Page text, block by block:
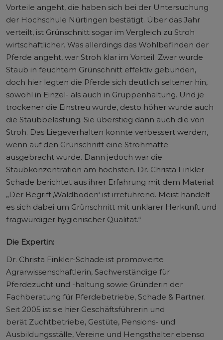
Vorteile angeht, die haben sich bei der Untersuchung
der Hochschule Nürtingen bestätigt. Über das Jahr
verteilt, ist Grünschnitt sogar im Vergleich zu Stroh
wirtschaftlicher. Was allerdings das Wohlbefinden der
Pferde angeht, war Stroh klar im Vorteil. Zwar wurde
Staub in feuchtem Grünschnitt effektiv gebunden,
doch hier legten die Pferde sich deutlich seltener hin,
sowohl in Einzel- als auch in Gruppenhaltung. Und je
trockener die Einstreu wurde, desto höher wurde auch
die Staubbelastung. Sie überstieg dann auch die von
Stroh. Das Liegeverhalten konnte verbessert werden,
wenn auf den Grünschnitt eine Strohmatte
ausgebracht wurde. Dann jedoch war die
Staubkonzentration am höchsten. Dr. Christa Finkler-
Schade berichtet aus ihrer Erfahrung mit dem Material:
„Der Begriff ,Waldboden‘ ist irreführend. Meist handelt
es sich dabei um Grünschnitt mit unklarer Herkunft und
fragwürdiger hygienischer Qualität.“
Die Expertin:
Dr. Christa Finkler-Schade ist promovierte
Agrarwissenschaftlerin, Sachverständige für
Pferdezucht und -haltung sowie Gründerin der
Fachberatung für Pferdebetriebe, Schade & Partner.
Seit 2005 ist sie hier Geschäftsführerin und
berät Zuchtbetriebe, Gestüte, Pensions- und
Ausbildungsställe, Vereine und Hengsthalter ebenso